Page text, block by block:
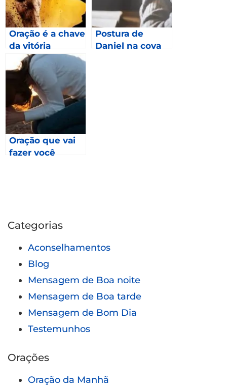
Oração é a chave
da vitória
Postura de
Daniel na cova
Oração que vai
fazer você
Categorias
Aconselhamentos
Blog
Mensagem de Boa noite
Mensagem de Boa tarde
Mensagem de Bom Dia
Testemunhos
Orações
Oração da Manhã